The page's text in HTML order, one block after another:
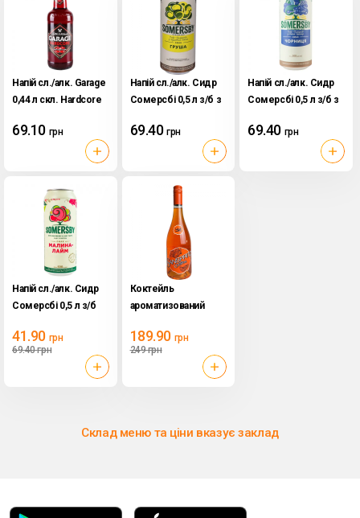
Напій сл./алк. Garage
0,44 л скл. Hardcore
More
69.10 грн
Напій сл./алк. Сидр
Сомерсбі 0,5 л з/б з
69.40 грн
Напій сл./алк. Сидр
Сомерсбі 0,5 л з/б з
69.40 грн
Напій сл./алк. Сидр
Сомерсбі 0,5 л з/б
41.90 грн
69.40грн
Коктейль
ароматизований
(Італія)
189.90 грн
249грн
Склад меню та ціни вказує заклад